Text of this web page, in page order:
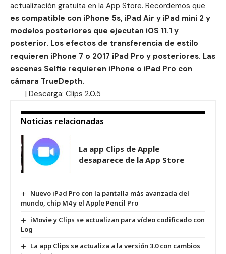
actualización gratuita en la App Store. Recordemos que
es compatible con iPhone 5s, iPad Air y iPad mini 2 y
modelos posteriores que ejecutan iOS 11.1 y
posterior. Los efectos de transferencia de estilo
requieren iPhone 7 o 2017 iPad Pro y posteriores. Las
escenas Selfie requieren iPhone o iPad Pro con
cámara TrueDepth.
| Descarga: Clips 2.0.5
Noticias relacionadas
La app Clips de Apple
desaparece de la App Store
Nuevo iPad Pro con la pantalla más avanzada del
mundo, chip M4 y el Apple Pencil Pro
iMovie y Clips se actualizan para vídeo codificado con
Log
La app Clips se actualiza a la versión 3.0 con cambios